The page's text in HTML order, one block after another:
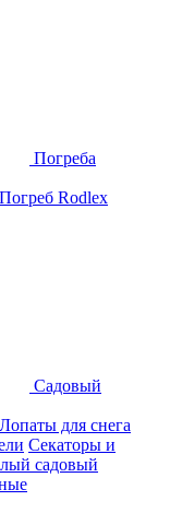
Погреба
Погреб Rodlex
Садовый
Лопаты для снега
Секаторы и
садовый